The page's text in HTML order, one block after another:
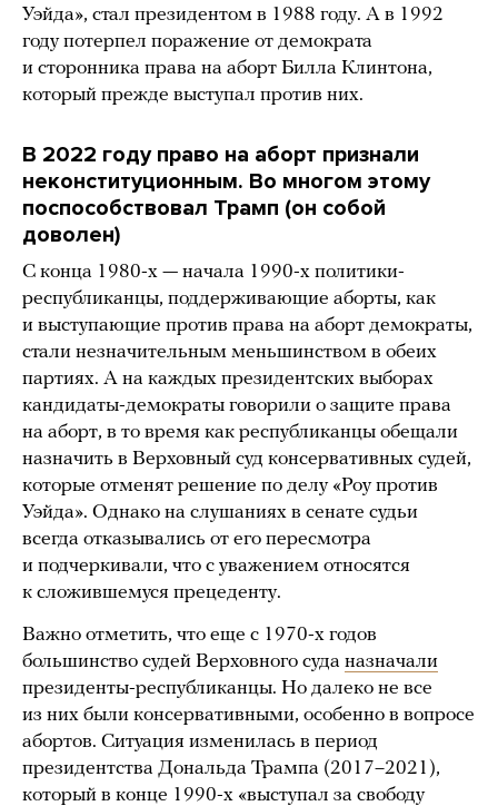
Уэйда», стал президентом в 1988 году. А в 1992
году потерпел поражение от демократа
и сторонника права на аборт Билла Клинтона,
который прежде выступал против них.
В 2022 году право на аборт признали
неконституционным. Во многом этому
поспособствовал Трамп (он собой
доволен)
С конца 1980-х — начала 1990-х политики-
республиканцы, поддерживающие аборты, как
и выступающие против права на аборт демократы,
стали незначительным меньшинством в обеих
партиях. А на каждых президентских выборах
кандидаты-демократы говорили о защите права
на аборт, в то время как республиканцы обещали
назначить в Верховный суд консервативных судей,
которые отменят решение по делу «Роу против
Уэйда». Однако на слушаниях в сенате судьи
всегда отказывались от его пересмотра
и подчеркивали, что с уважением относятся
к сложившемуся прецеденту.
Важно отметить, что еще с 1970-х годов
большинство судей Верховного суда назначали
президенты-республиканцы. Но далеко не все
из них были консервативными, особенно в вопросе
абортов. Ситуация изменилась в период
президентства Дональда Трампа (2017–2021),
который в конце 1990-х «выступал за свободу